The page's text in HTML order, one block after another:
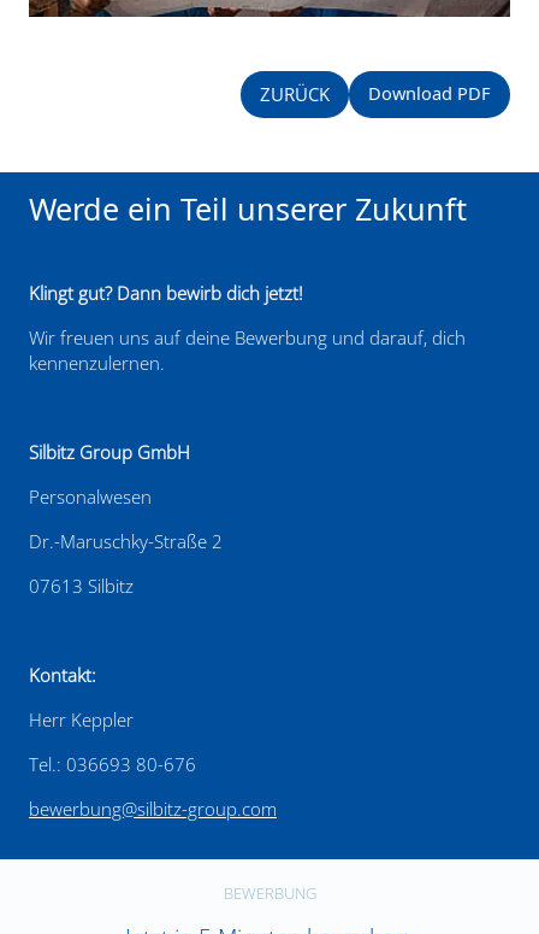
ZURÜCK Download PDF
Werde ein Teil unserer Zukunft
Klingt gut? Dann bewirb dich jetzt!
Wir freuen uns auf deine Bewerbung und darauf, dich
kennenzulernen.
Silbitz Group GmbH
Personalwesen
Dr.-Maruschky-Straße 2
07613 Silbitz
Kontakt:
Herr Keppler
Tel.: 036693 80-676
bewerbung@silbitz-group.com
BEWERBUNG